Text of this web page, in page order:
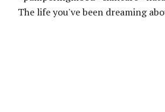
The life you've been dreaming